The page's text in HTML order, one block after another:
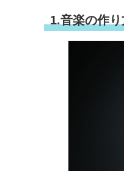
1.音楽の作